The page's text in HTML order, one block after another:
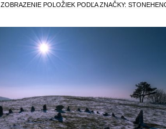
ZOBRAZENIE POLOŽIEK PODĽA ZNAČKY: